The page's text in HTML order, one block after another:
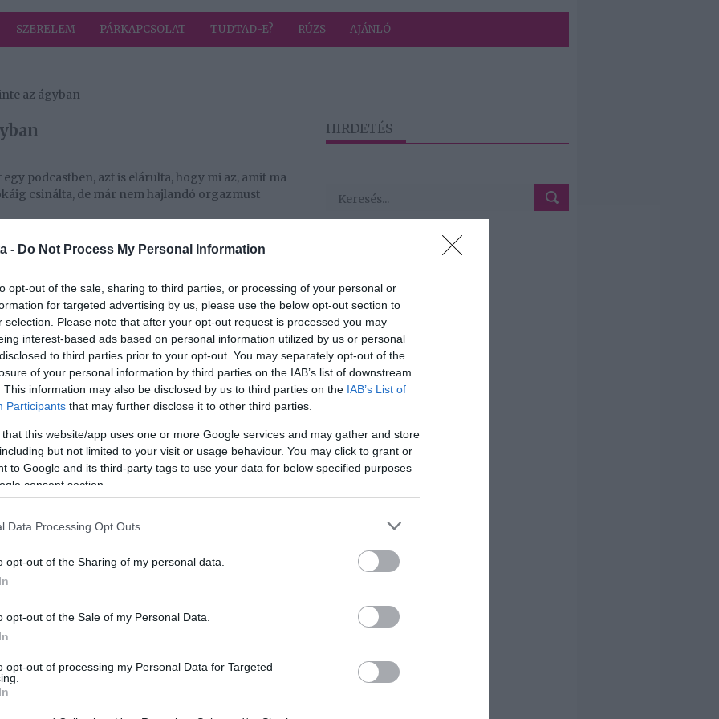
- Do Not Process My Personal Information
opt-out of the sale, sharing to third parties, or processing of your personal or
for targeted advertising by us, please use the below opt-out section to
selection. Please note that after your opt-out request is processed you may
interest-based ads based on personal information utilized by us or personal
to third parties prior to your opt-out. You may separately opt-out of the
of your personal information by third parties on the IAB’s list of downstream
This information may also be disclosed by us to third parties on the IAB’s List of
Participants that may further disclose it to other third parties.
that this website/app uses one or more Google services and may gather and store
but not limited to your visit or usage behaviour. You may click to grant or
to Google and its third-party tags to use your data for below specified purposes
consent section.
Data Processing Opt Outs
opt-out of the Sharing of my personal data.
opt-out of the Sale of my Personal Data.
opt-out of processing my Personal Data for Targeted
SZERELEM PÁRKAPCSOLAT TUDTAD-E? RÚZS AJÁNLÓ
az ágyban
podcastben, azt is elárulta, hogy mi az, amit ma
csinálta, de már nem hajlandó orgazmust
hogy a férfi is jól érezze magát, amiért
mondanunk, hogy sikerült, hogy ő is jól érezze
az ő igényeit helyezzük a sajátjaink elé –
című műsorban, amelyben Emily Morse
amelyben Halle Berry játszotta a
Arany Málna díjat kapott, a színésznő
premierjére. Az Oscar-díjas sztár félmeztelenül,
és hangsúlyozta, hogy Patience Phillips, azaz
első, ahogy te is első vagy saját magadnak.
élvezetes élmény legyen, hogy aztán
oldalunkra és aludhassunk el, hogy jól éreztük
a másik pedig a plafont bámulja, és azt gondolja,
megkérte a kezét zenész párja, Van Hunt, akivel hat
össze. A színésznő Jimmy Fallon műsorában a
pletykára, miszerint nemet mondott volna a
Pinterest
,agy,megjátszás
HIRDETÉS